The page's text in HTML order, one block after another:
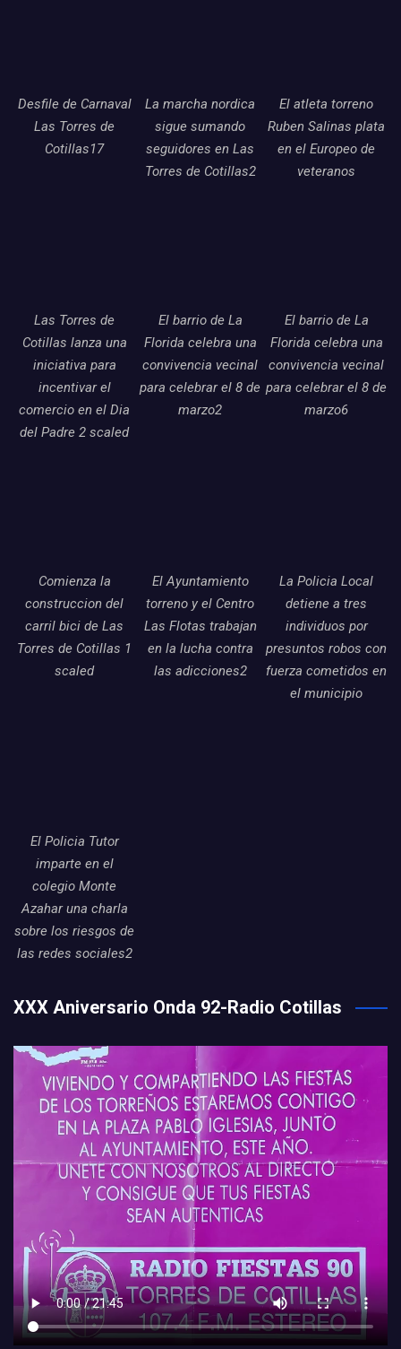
Desfile de Carnaval
Las Torres de
Cotillas17
La marcha nordica
sigue sumando
seguidores en Las
Torres de Cotillas2
El atleta torreno
Ruben Salinas plata
en el Europeo de
veteranos
Las Torres de
Cotillas lanza una
iniciativa para
incentivar el
comercio en el Dia
del Padre 2 scaled
El barrio de La
Florida celebra una
convivencia vecinal
para celebrar el 8 de
marzo2
El barrio de La
Florida celebra una
convivencia vecinal
para celebrar el 8 de
marzo6
Comienza la
construccion del
carril bici de Las
Torres de Cotillas 1
scaled
El Ayuntamiento
torreno y el Centro
Las Flotas trabajan
en la lucha contra
las adicciones2
La Policia Local
detiene a tres
individuos por
presuntos robos con
fuerza cometidos en
el municipio
El Policia Tutor
imparte en el
colegio Monte
Azahar una charla
sobre los riesgos de
las redes sociales2
XXX Aniversario Onda 92-Radio Cotillas